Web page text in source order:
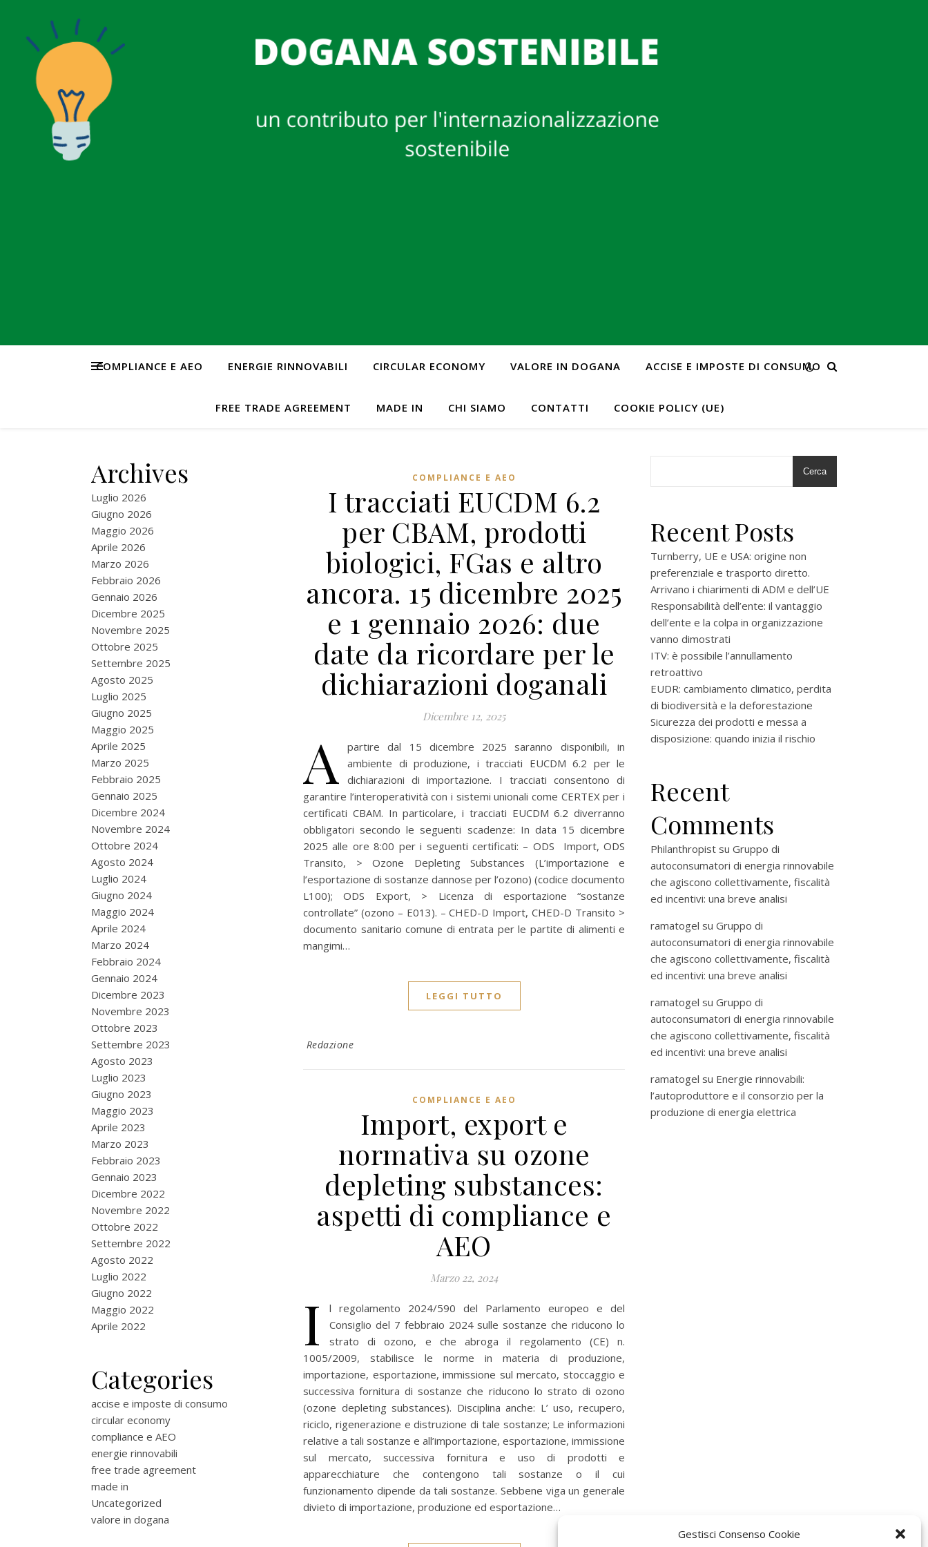
Gestisci Consenso Cookie
COMPLIANCE E AEO ENERGIE RINNOVABILI CIRCULAR ECONOMY VALORE IN DOGANA ACCISE E IMPOSTE DI CONSUMO
FREE TRADE AGREEMENT MADE IN CHI SIAMO CONTATTI COOKIE POLICY (UE)
Archives
Luglio 2026
Giugno 2026
Maggio 2026
Aprile 2026
Marzo 2026
Febbraio 2026
Gennaio 2026
Dicembre 2025
Novembre 2025
Ottobre 2025
Settembre 2025
Agosto 2025
Luglio 2025
Giugno 2025
Maggio 2025
Aprile 2025
Marzo 2025
Febbraio 2025
Gennaio 2025
Dicembre 2024
Novembre 2024
Ottobre 2024
Agosto 2024
Luglio 2024
Giugno 2024
Maggio 2024
Aprile 2024
Marzo 2024
Febbraio 2024
Gennaio 2024
Dicembre 2023
Novembre 2023
Ottobre 2023
Settembre 2023
Agosto 2023
Luglio 2023
Giugno 2023
Maggio 2023
Aprile 2023
Marzo 2023
Febbraio 2023
Gennaio 2023
Dicembre 2022
Novembre 2022
Ottobre 2022
Settembre 2022
Agosto 2022
Luglio 2022
Giugno 2022
Maggio 2022
Aprile 2022
Categories
accise e imposte di consumo
circular economy
compliance e AEO
energie rinnovabili
free trade agreement
made in
Uncategorized
valore in dogana
COMPLIANCE E AEO
I tracciati EUCDM 6.2
per CBAM, prodotti
biologici, FGas e altro
ancora. 15 dicembre 2025
e 1 gennaio 2026: due
date da ricordare per le
dichiarazioni doganali
Dicembre 12, 2025
A
partire dal 15 dicembre 2025 saranno disponibili, in
ambiente di produzione, i tracciati EUCDM 6.2 per le
dichiarazioni di importazione. I tracciati consentono di
garantire l’interoperatività con i sistemi unionali come CERTEX per i
certificati CBAM. In particolare, i tracciati EUCDM 6.2 diverranno
obbligatori secondo le seguenti scadenze: In data 15 dicembre
2025 alle ore 8:00 per i seguenti certificati: – ODS Import, ODS
Transito, > Ozone Depleting Substances (L’importazione e
l’esportazione di sostanze dannose per l’ozono) (codice documento
L100); ODS Export, > Licenza di esportazione “sostanze
controllate” (ozono – E013). – CHED-D Import, CHED-D Transito >
documento sanitario comune di entrata per le partite di alimenti e
mangimi…
LEGGI TUTTO
Redazione
COMPLIANCE E AEO
Import, export e
normativa su ozone
depleting substances:
aspetti di compliance e
AEO
Marzo 22, 2024
I
l regolamento 2024/590 del Parlamento europeo e del
Consiglio del 7 febbraio 2024 sulle sostanze che riducono lo
strato di ozono, e che abroga il regolamento (CE) n.
1005/2009, stabilisce le norme in materia di produzione,
importazione, esportazione, immissione sul mercato, stoccaggio e
successiva fornitura di sostanze che riducono lo strato di ozono
(ozone depleting substances). Disciplina anche: L’ uso, recupero,
riciclo, rigenerazione e distruzione di tale sostanze; Le informazioni
relative a tali sostanze e all’importazione, esportazione, immissione
sul mercato, successiva fornitura e uso di prodotti e
apparecchiature che contengono tali sostanze o il cui
funzionamento dipende da tali sostanze. Sebbene viga un generale
divieto di importazione, produzione ed esportazione…
Cerca
Recent Posts
Turnberry, UE e USA: origine non
preferenziale e trasporto diretto.
Arrivano i chiarimenti di ADM e dell’UE
Responsabilità dell’ente: il vantaggio
dell’ente e la colpa in organizzazione
vanno dimostrati
ITV: è possibile l’annullamento
retroattivo
EUDR: cambiamento climatico, perdita
di biodiversità e la deforestazione
Sicurezza dei prodotti e messa a
disposizione: quando inizia il rischio
Recent
Comments
Philanthropist su Gruppo di
autoconsumatori di energia rinnovabile
che agiscono collettivamente, fiscalità
ed incentivi: una breve analisi
ramatogel su Gruppo di
autoconsumatori di energia rinnovabile
che agiscono collettivamente, fiscalità
ed incentivi: una breve analisi
ramatogel su Gruppo di
autoconsumatori di energia rinnovabile
che agiscono collettivamente, fiscalità
ed incentivi: una breve analisi
ramatogel su Energie rinnovabili:
l’autoproduttore e il consorzio per la
produzione di energia elettrica